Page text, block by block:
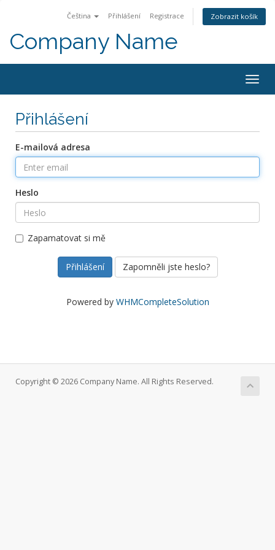
Čeština Přihlášení Registrace Zobrazit košík
Company Name
Přihlášení
E-mailová adresa
Heslo
Zapamatovat si mě
Zapomněli jste heslo?
Powered by WHMCompleteSolution
Copyright © 2026 Company Name. All Rights Reserved.